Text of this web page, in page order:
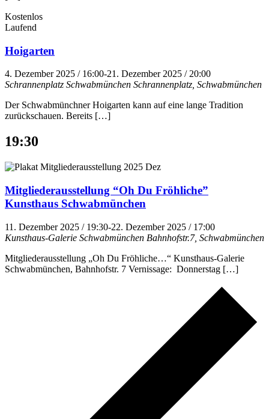
Kostenlos
Laufend
Hoigarten
4. Dezember 2025 / 16:00-21. Dezember 2025 / 20:00
Schrannenplatz Schwabmünchen Schrannenplatz, Schwabmünchen
Der Schwabmünchner Hoigarten kann auf eine lange Tradition
zurückschauen. Bereits […]
19:30
Mitgliederausstellung “Oh Du Fröhliche”
Kunsthaus Schwabmünchen
11. Dezember 2025 / 19:30-22. Dezember 2025 / 17:00
Kunsthaus-Galerie Schwabmünchen Bahnhofstr.7, Schwabmünchen
Mitgliederausstellung „Oh Du Fröhliche…“ Kunsthaus-Galerie
Schwabmünchen, Bahnhofstr. 7 Vernissage: Donnerstag […]